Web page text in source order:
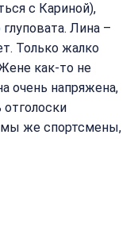
с Кариной),
Лина –
Только жалко
как-то не
очень напряжена,
же спортсмены,